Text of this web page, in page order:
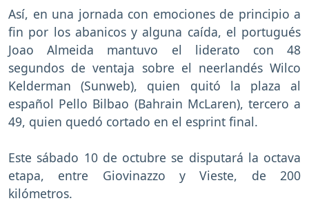
Así, en una jornada con emociones de principio a
fin por los abanicos y alguna caída, el portugués
Joao Almeida mantuvo el liderato con 48
segundos de ventaja sobre el neerlandés Wilco
Kelderman (Sunweb), quien quitó la plaza al
español Pello Bilbao (Bahrain McLaren), tercero a
49, quien quedó cortado en el esprint final.
Este sábado 10 de octubre se disputará la octava
etapa, entre Giovinazzo y Vieste, de 200
kilómetros.